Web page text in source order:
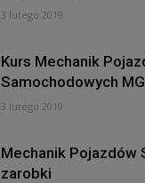
3 lutego 2019
Kurs Mechanik
Samochodowych
3 lutego 2019
Mechanik Pojazdów
zarobki